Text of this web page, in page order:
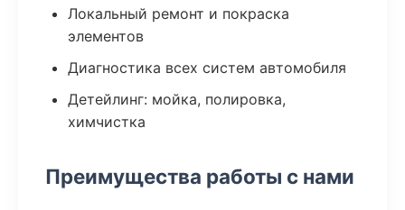
Локальный ремонт и покраска
элементов
Диагностика всех систем автомобиля
Детейлинг: мойка, полировка,
химчистка
Преимущества работы с нами